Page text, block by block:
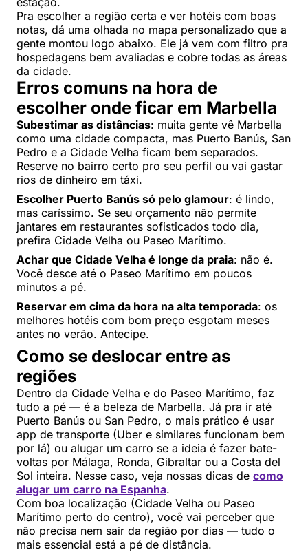
Pra escolher a região certa e ver hotéis com boas
notas, dá uma olhada no mapa personalizado que a
gente montou logo abaixo. Ele já vem com filtro pra
hospedagens bem avaliadas e cobre todas as áreas
da cidade.
Erros comuns na hora de
escolher onde ficar em Marbella
Subestimar as distâncias: muita gente vê Marbella
como uma cidade compacta, mas Puerto Banús, San
Pedro e a Cidade Velha ficam bem separados.
Reserve no bairro certo pro seu perfil ou vai gastar
rios de dinheiro em táxi.
Escolher Puerto Banús só pelo glamour: é lindo,
mas caríssimo. Se seu orçamento não permite
jantares em restaurantes sofisticados todo dia,
prefira Cidade Velha ou Paseo Marítimo.
Achar que Cidade Velha é longe da praia: não é.
Você desce até o Paseo Marítimo em poucos
minutos a pé.
Reservar em cima da hora na alta temporada: os
melhores hotéis com bom preço esgotam meses
antes no verão. Antecipe.
Como se deslocar entre as
regiões
Dentro da Cidade Velha e do Paseo Marítimo, faz
tudo a pé — é a beleza de Marbella. Já pra ir até
Puerto Banús ou San Pedro, o mais prático é usar
app de transporte (Uber e similares funcionam bem
por lá) ou alugar um carro se a ideia é fazer bate-
voltas por Málaga, Ronda, Gibraltar ou a Costa del
Sol inteira. Nesse caso, veja nossas dicas de como
alugar um carro na Espanha.
Com boa localização (Cidade Velha ou Paseo
Marítimo perto do centro), você vai perceber que
não precisa nem sair da região por dias — tudo o
mais essencial está a pé de distância.